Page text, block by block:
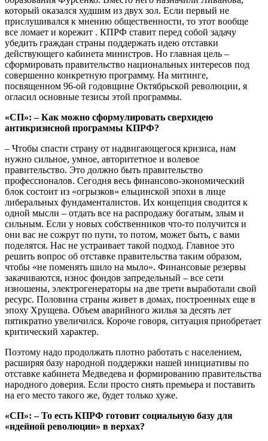
который оказался худшим из двух зол. Если первый не
прислушивался к мнению общественности, то этот вообще
все ломает и корежит . КПРФ ставит перед собой задачу
убедить граждан страны поддержать идею отставки
действующего кабинета министров. Но главная цель –
сформировать правительство национальных интересов под
совершенно конкретную программу. На митинге,
посвященном 96-ой годовщине Октябрьской революции, я
огласил основные тезисы этой программы.
«СП»: – Как можно сформулировать сверхидею
антикризисной программы КПРФ?
– Чтобы спасти страну от надвигающегося кризиса, нам
нужно сильное, умное, авторитетное и волевое
правительство. Это должно быть правительство
профессионалов. Сегодня весь финансово-экономический
блок состоит из «огрызков» ельцинской эпохи в лице
либеральных фундаменталистов. Их концепция сводится к
одной мысли – отдать все на распродажу богатым, злым и
сильным. Если у новых собственников что-то получится и
они вас не сожрут по пути, то потом, может быть, с вами
поделятся. Нас не устраивает такой подход. Главное это
решить вопрос об отставке правительства таким образом,
чтобы «не поменять шило на мыло». Финансовые резервы
закачиваются, износ фондов запредельный – все сети
изношены, электрогенераторы на две трети выработали свой
ресурс. Половина страны живет в домах, построенных еще в
эпоху Хрущева. Объем аварийного жилья за десять лет
пятикратно увеличился. Короче говоря, ситуация приобретает
критический характер.
Поэтому надо продолжать плотно работать с населением,
расширяя базу народной поддержки нашей инициативы по
отставке кабинета Медведева и формированию правительства
народного доверия. Если просто снять премьера и поставить
на его место такого же, будет только хуже.
«СП»: – То есть КПРФ готовит социальную базу для
«идейной революции» в верхах?